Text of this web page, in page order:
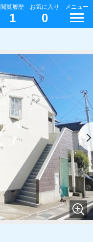
閲覧履歴
1
お気に入り
0
メニュー